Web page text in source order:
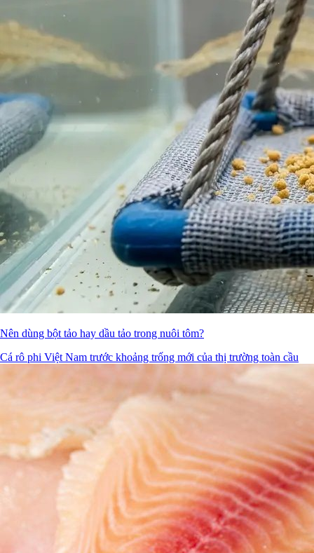
Nên dùng bột tảo hay dầu tảo trong nuôi tôm?
Cá rô phi Việt Nam trước khoảng trống mới của thị trường toàn cầu